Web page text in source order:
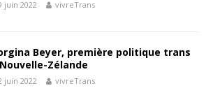
juin 2022 vivreTrans
Beyer, première politique trans
Zélande
juin 2022 vivreTrans